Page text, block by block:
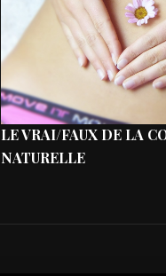
LE VRAI/FAUX DE LA
NATURELLE